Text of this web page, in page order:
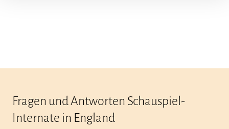
Fragen und Antworten Schauspiel-
Internate in England